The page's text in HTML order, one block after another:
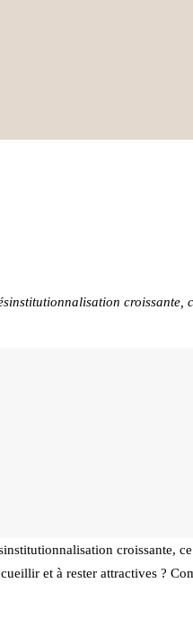
croissante,
croissante,
et à rester attractives ?